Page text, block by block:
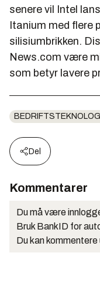
senere vil Intel
Itanium med flere
silisiumbrikken.
News.com være
som betyr lavere
BEDRIFTSTEKNOLOGI
Del
Kommentarer
Du må være
Bruk BankID for
Du kan kommentere